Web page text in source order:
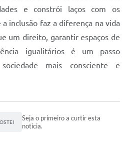
e constrói laços com os
inclusão faz a diferença na vida
um direito, garantir espaços de
igualitários é um passo
mais consciente e
Seja o primeiro a curtir esta
notícia.